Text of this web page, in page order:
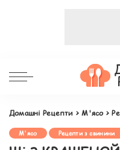
Домашні Рецепти >М'ясо>
М'ясо Рецепти з свинини